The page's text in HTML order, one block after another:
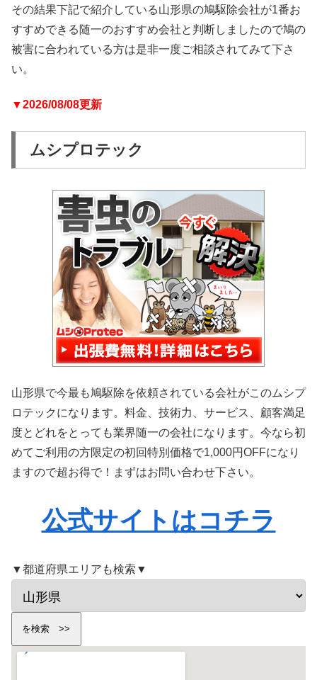
その結果下記で紹介している山形県の鳩駆除会社が1番お
すすめできる随一のおすすめ会社と判断しましたので鳩の
被害に合われている方は是非一度ご相談されてみて下さ
い。
▼2026/08/08更新
ムシプロテック
山形県で今最も鳩駆除を依頼されている会社がこのムシプ
ロテックになります。料金、技術力、サービス、顧客満足
度とどれをとっても業界随一の会社になります。今なら初
めてご利用の方限定の初回特別価格で1,000円OFFになり
ますので超お得で！まずはお問い合わせ下さい。
公式サイトはコチラ
▼都道府県エリアも検索▼